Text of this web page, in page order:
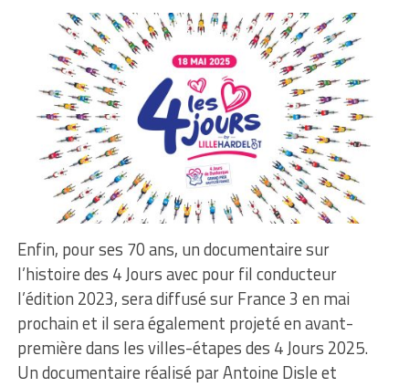
Enfin, pour ses 70 ans, un documentaire sur
l’histoire des 4 Jours avec pour fil conducteur
l’édition 2023, sera diffusé sur France 3 en mai
prochain et il sera également projeté en avant-
première dans les villes-étapes des 4 Jours 2025.
Un documentaire réalisé par Antoine Disle et